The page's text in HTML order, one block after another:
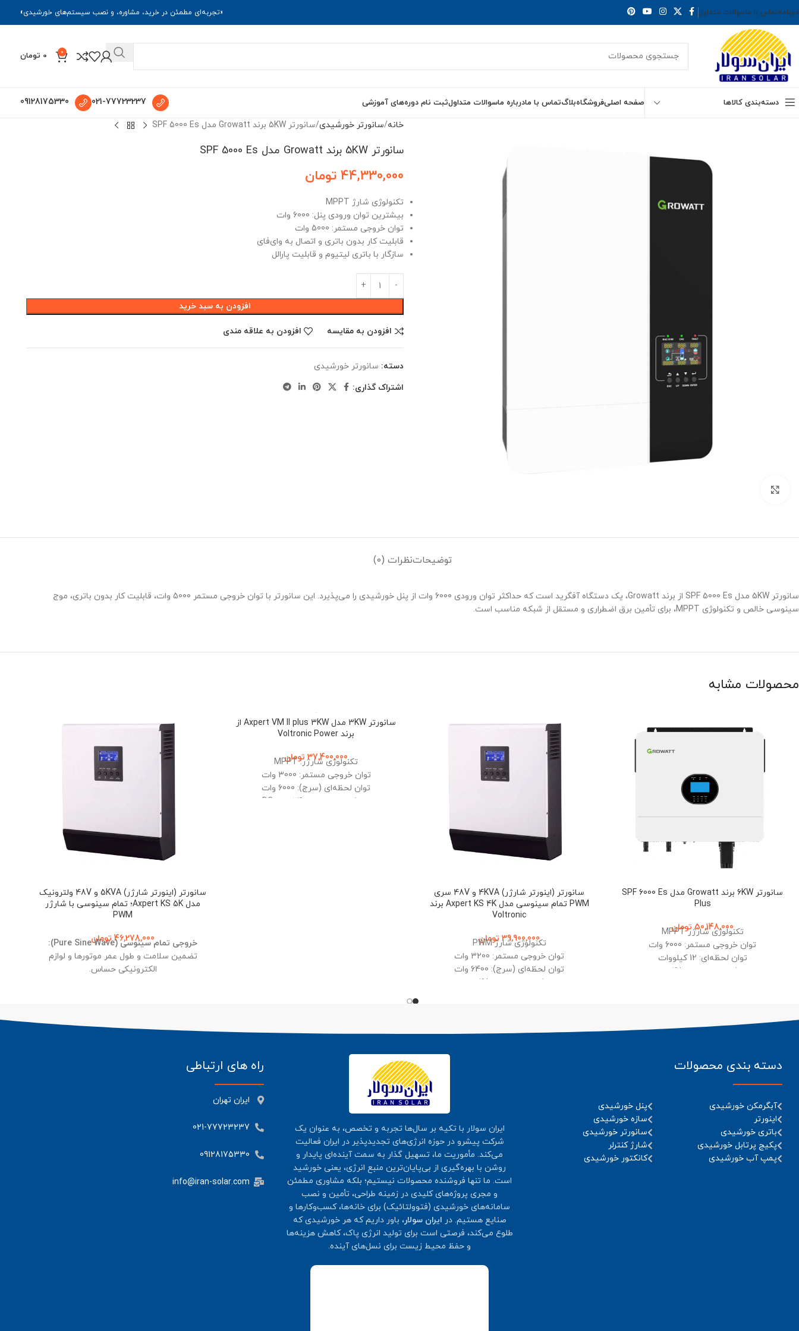
تماس با ماسوالات متداول «تجربه‌ای مطمئن در خرید، مشاوره، و نصب سیستم‌های خورشیدی»
0
0 تومان
دسته‌بندی کالاها صفحه اصلیفروشگاهبلاگتماس با مادرباره ماسوالات متداولثبت نام دوره‌های آموزشی 021-77723237
09128175330
خانه سانورتر خورشیدی سانورتر 5KW برند Growatt مدل SPF 5000 Es
سانورتر 5KW برند Growatt مدل SPF 5000 Es
44,330,000 تومان
تکنولوژی شارژ MPPT
بیشترین توان ورودی پنل: 6000 وات
توان خروجی مستمر: 5000 وات
قابلیت کار بدون باتری و اتصال به وای‌فای
سازگار با باتری لیتیوم و قابلیت پارالل
افزودن به سبد خرید
افزودن به مقایسه افزودن به علاقه مندی
دسته: سانورتر خورشیدی
اشتراک گذاری:
توضیحاتنظرات (0)
سانورتر 5KW مدل SPF 5000 Es از برند Growatt، یک دستگاه آفگرید است که حداکثر توان ورودی 6000 وات از پنل خورشیدی را می‌پذیرد. این سانورتر با توان خروجی مستمر 5000 وات، قابلیت کار بدون باتری، موج
سینوسی خالص و تکنولوژی MPPT، برای تأمین برق اضطراری و مستقل از شبکه مناسب است.
محصولات مشابه
سانورتر 6KW برند Growatt مدل SPF 6000 Es
Plus
50,148,000 تومانتکنولوژی شارژر MPPT
توان خروجی مستمر: 6000 وات
توان لحظه‌ای: 12 کیلووات
ولتاژ ورودی باتری: 48 ولت
سانورتر (اینورتر شارژر) 4KVA و 48V سری
PWM تمام سینوسی مدل Axpert KS 4K برند
Voltronic
39,900,000 تومانتکنولوژی شارژ PWM
توان خروجی مستمر: 3200 وات
توان لحظه‌ای (سرج): 6400 وات
ولتاژ ورودی باتری: 48 ولت
سانورتر 3KW مدل Axpert VM II plus 3KW از
برند Voltronic Power
37,400,000 تومانتکنولوژی شارژر: MPPT
توان خروجی مستمر: 3000 وات
توان لحظه‌ای (سرج): 6000 وات
ولتاژ ورودی باتری: 24 ولت DC
سانورتر (اینورتر شارژر) 5KVA و 48V ولترونیک
مدل Axpert KS 5K؛ تمام سینوسی با شارژر
PWM
46,278,000 تومان خروجی تمام سینوسی (Pure Sine Wave):
تضمین سلامت و طول عمر موتورها و لوازم
الکترونیکی حساس.
طراحی ماژولار و هوشمند:
سازگاری با ژنراتور:
دسته بندی محصولات
آبگرمکن خورشیدی
اینورتر
باتری خورشیدی
پکیج پرتابل خورشیدی
پمپ آب خورشیدی
پنل خورشیدی
سازه خورشیدی
سانورتر خورشیدی
شارژ کنترلر
کانکتور خورشیدی
ایران سولار با تکیه بر سال‌ها تجربه و تخصص، به عنوان یک
شرکت پیشرو در حوزه انرژی‌های تجدیدپذیر در ایران فعالیت
می‌کند. مأموریت ما، تسهیل گذار به سمت آینده‌ای پایدار و
روشن با بهره‌گیری از بی‌پایان‌ترین منبع انرژی، یعنی خورشید
است. ما تنها فروشنده محصولات نیستیم؛ بلکه مشاوری مطمئن
و مجری پروژه‌های کلیدی در زمینه طراحی، تأمین و نصب
سامانه‌های خورشیدی (فتوولتائیک) برای خانه‌ها، کسب‌وکارها و
صنایع هستیم. در ایران سولار، باور داریم که هر خورشیدی که
طلوع می‌کند، فرصتی است برای تولید انرژی پاک، کاهش هزینه‌ها
و حفظ محیط زیست برای نسل‌های آینده.
راه های ارتباطی
ایران تهران
021-77723237
09128175330
info@iran-solar.com